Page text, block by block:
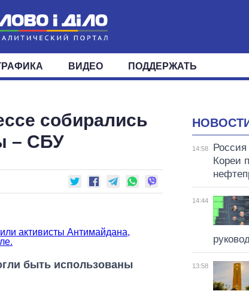
ЭКОНОМИКА ОБЩЕСТВО МИР
КОМИТЕТЫ ФРАКЦИИ ОКРУГА
ВИДЕО ПОДДЕРЖАТЬ
собирались
– СБУ
быть использованы
14:58
Кореи
14:44
13:58